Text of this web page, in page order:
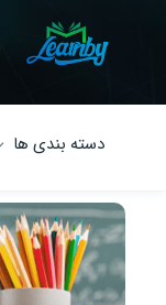
دسته بندی ها